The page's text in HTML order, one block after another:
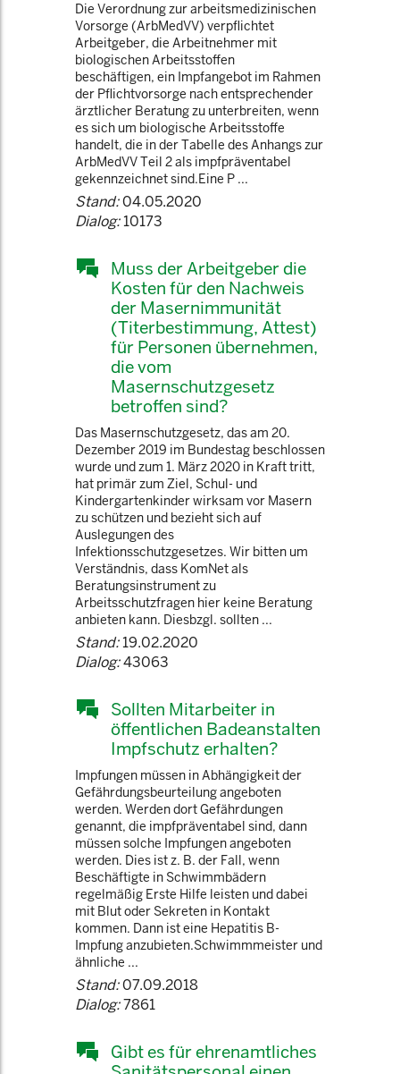
Die Verordnung zur arbeitsmedizinischen
Vorsorge (ArbMedVV) verpflichtet
Arbeitgeber, die Arbeitnehmer mit
biologischen Arbeitsstoffen
beschäftigen, ein Impfangebot im Rahmen
der Pflichtvorsorge nach entsprechender
ärztlicher Beratung zu unterbreiten, wenn
es sich um biologische Arbeitsstoffe
handelt, die in der Tabelle des Anhangs zur
ArbMedVV Teil 2 als impfpräventabel
gekennzeichnet sind.Eine P ...
Stand:04.05.2020
Dialog:10173
Muss der Arbeitgeber die
Kosten für den Nachweis
der Masernimmunität
(Titerbestimmung, Attest)
für Personen übernehmen,
die vom
Masernschutzgesetz
betroffen sind?
Das Masernschutzgesetz, das am 20.
Dezember 2019 im Bundestag beschlossen
wurde und zum 1. März 2020 in Kraft tritt,
hat primär zum Ziel, Schul- und
Kindergartenkinder wirksam vor Masern
zu schützen und bezieht sich auf
Auslegungen des
Infektionsschutzgesetzes. Wir bitten um
Verständnis, dass KomNet als
Beratungsinstrument zu
Arbeitsschutzfragen hier keine Beratung
anbieten kann. Diesbzgl. sollten ...
Stand:19.02.2020
Dialog:43063
Sollten Mitarbeiter in
öffentlichen Badeanstalten
Impfschutz erhalten?
Impfungen müssen in Abhängigkeit der
Gefährdungsbeurteilung angeboten
werden. Werden dort Gefährdungen
genannt, die impfpräventabel sind, dann
müssen solche Impfungen angeboten
werden. Dies ist z. B. der Fall, wenn
Beschäftigte in Schwimmbädern
regelmäßig Erste Hilfe leisten und dabei
mit Blut oder Sekreten in Kontakt
kommen. Dann ist eine Hepatitis B-
Impfung anzubieten.Schwimmmeister und
ähnliche ...
Stand:07.09.2018
Dialog:7861
Gibt es für ehrenamtliches